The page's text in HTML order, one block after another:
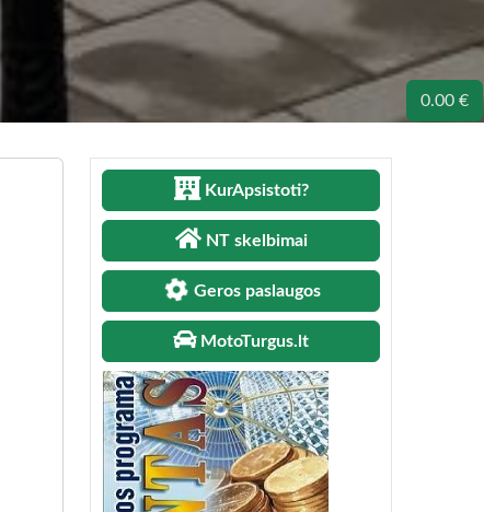
0.00 €
KurApsistoti?
NT skelbimai
Geros paslaugos
MotoTurgus.lt